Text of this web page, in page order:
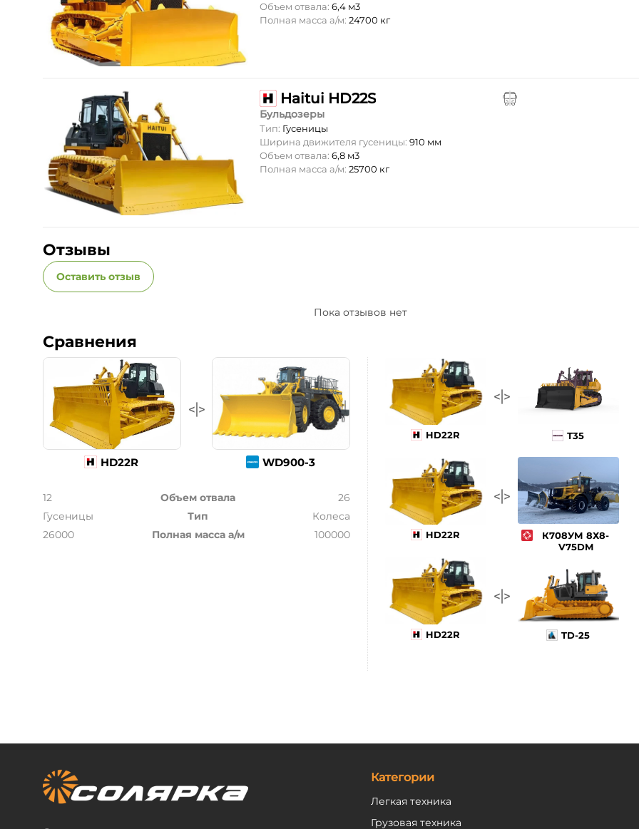
Объем отвала: 6,4 м3
Полная масса а/м: 24700 кг
Haitui HD22S
Бульдозеры
Тип: Гусеницы
Ширина движителя гусеницы: 910 мм
Объем отвала: 6,8 м3
Полная масса а/м: 25700 кг
Отзывы
Оставить отзыв
Пока отзывов нет
Сравнения
HD22R WD900-3
12 Объем отвала
26
Гусеницы
Тип
Колеса
26000
Полная масса а/м 100000
HD22R Т35
HD22R
К708УМ 8Х8-
V75DM
HD22R TD-25
Категории
Легкая техника
Грузовая техника